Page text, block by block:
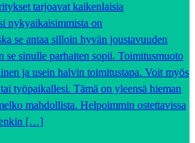
tarjoavat kaikenlaisia
nykyaikaisimmista on
se antaa silloin hyvän joustavuuden
se sinulle parhaiten sopii. Toimitusmuoto
ja usein halvin toimitustapa. Voit myös
työpaikallesi. Tämä on yleensä hieman
mahdollista. Helpoimmin ostettavissa
[…]